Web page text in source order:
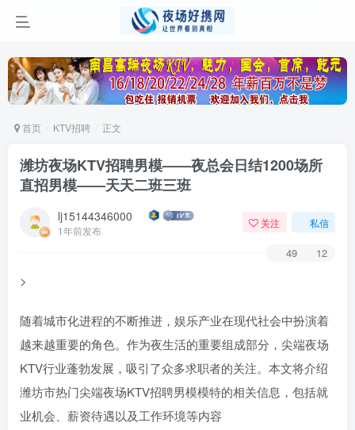
首页 KTV招聘 正文
潍坊夜场KTV招聘男模——夜总会日结1200场所
直招男模——天天二班三班
lj15144346000
1年前发布
关注 私信
49 12
>
随着城市化进程的不断推进，娱乐产业在现代社会中扮演着
越来越重要的角色。作为夜生活的重要组成部分，尖端夜场
KTV行业蓬勃发展，吸引了众多求职者的关注。本文将介绍
潍坊市热门尖端夜场KTV招聘男模模特的相关信息，包括就
业机会、薪资待遇以及工作环境等内容